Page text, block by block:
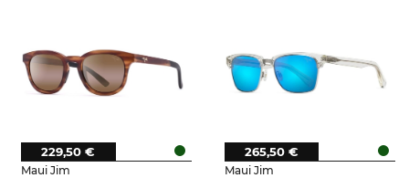
Maui Jim
229,50 €
Maui Jim
265,50 €